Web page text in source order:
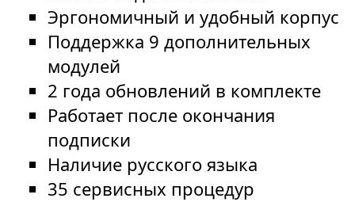
Эргономичный и удобный корпус
Поддержка 9 дополнительных
модулей
2 года обновлений в комплекте
Работает после окончания
подписки
Наличие русского языка
35 сервисных процедур